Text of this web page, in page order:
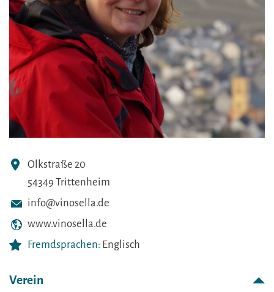
Olkstraße 20
54349 Trittenheim
info@vinosella.de
www.vinosella.de
Fremdsprachen: Englisch
Verein